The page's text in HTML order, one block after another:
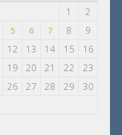
1
2
5 6 7 8
9
12 13 14 15
16
19 20 21 22
23
26 27 28 29
30